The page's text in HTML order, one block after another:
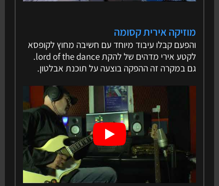
מוזיקה אירית קסומה
והפעם קבלו עיבוד מיוחד עם חשיבה מחוץ לקופסא
לקטע אירי מדהים של להקת lord of the dance.
גם במקרה זה ההפקה בוצעה על תוכנת אבלטון.